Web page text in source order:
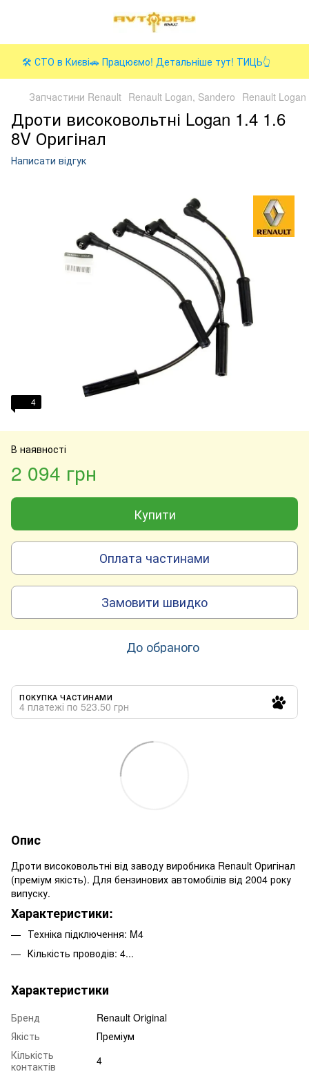
🛠️ СТО в Києві🚗 Працюємо! Детальніше тут! ТИЦЬ👆
Запчастини Renault Renault Logan, Sandero Renault
Дроти високовольтні Logan 1.4 1.6
8V Оригінал
Написати відгук
4
В наявності
2 094 грн
Купити
Оплата частинами
Замовити швидко
До обраного
ПОКУПКА ЧАСТИНАМИ
4 платежі по 523.50 грн
Опис
Дроти високовольтні від заводу виробника Renault Оригінал
(преміум якість). Для бензинових автомобілів від 2004 року
випуску.
Характеристики:
Техніка підключення: M4
Кількість проводів: 4...
Характеристики
Бренд
Renault Original
Якість
Преміум
Кількість
контактів
4